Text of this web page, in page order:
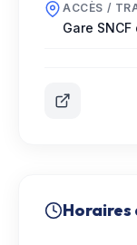
ACCÈS /
Gare SNCF